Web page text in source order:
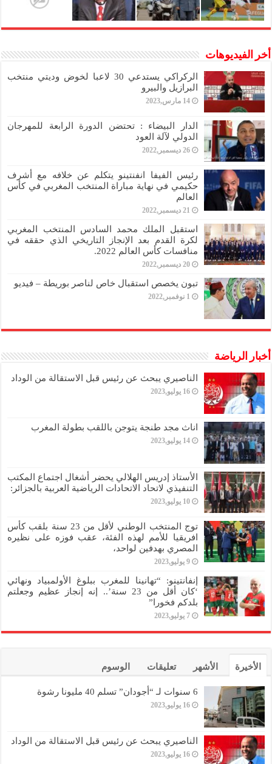
أخر الفيديوهات
الركراكي يستدعي 30 لاعبا لخوض وديتي منتخب
البرازيل والبيرو
14 مارس,2023
الدار البيضاء : تحتضن الدورة الرابعة للمهرجان
الدولي لآلة العود
26 ديسمبر,2022
رئيس الفيفا انفنتينو يتكلم عن خلافه مع أشرف
حكيمي في نهاية مباراة المنتخب المغربي في كأس
العالم
21 ديسمبر,2022
استقبل الملك محمد السادس المنتخب المغربي
لكرة القدم بعد الإنجاز التاريخي الذي حققه في
منافسات كأس العالم 2022.
20 ديسمبر,2022
تبون يخصص استقبال خاص لناصر بوريطة – فيديو
1 نوفمبر,2022
أخبار الرياضة
الناصيري يبحث عن رئيس قبل الاستقالة من الوداد
16 يوليو,2023
اناث مجد طنجة يتوجن باللقب بطولة المغرب
14 يوليو,2023
الأستاذ إدريس الهلالي يحضر أشغال اجتماع المكتب
التنفيذي لاتحاد الاتحادات الرياضية العربية بالجزائر:
10 يوليو,2023
توج المنتخب الوطني لأقل من 23 سنة بلقب كأس
افريقيا للأمم لهذه الفئة، عقب فوزه على نظيره
المصري بهدفين لواحد،
9 يوليو,2023
إنفانتينو: “تهانينا للمغرب ببلوغ الأولمبياد ونهائي
‘كان أقل من 23 سنة’.. إنه إنجاز عظيم وجعلتم
بلدكم فخورا”
7 يوليو,2023
الأخيرة الأشهر تعليقات الوسوم
6 سنوات لـ “أجودان” تسلم 40 مليونا رشوة
16 يوليو,2023
الناصيري يبحث عن رئيس قبل الاستقالة من الوداد
16 يوليو,2023